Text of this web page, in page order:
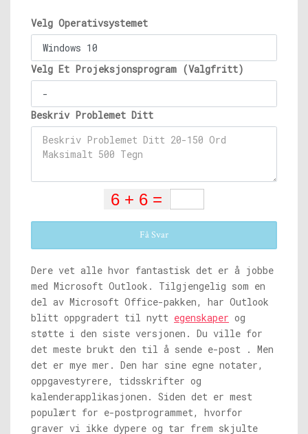
Velg Operativsystemet
Velg Et Projeksjonsprogram (Valgfritt)
Beskriv Problemet Ditt
Få Svar
Dere vet alle hvor fantastisk det er å jobbe
med Microsoft Outlook. Tilgjengelig som en
del av Microsoft Office-pakken, har Outlook
blitt oppgradert til nytt egenskaper og
støtte i den siste versjonen. Du ville for
det meste brukt den til å sende e-post . Men
det er mye mer. Den har sine egne notater,
oppgavestyrere, tidsskrifter og
kalenderapplikasjonen. Siden det er mest
populært for e-postprogrammet, hvorfor
graver vi ikke dypere og tar frem skjulte